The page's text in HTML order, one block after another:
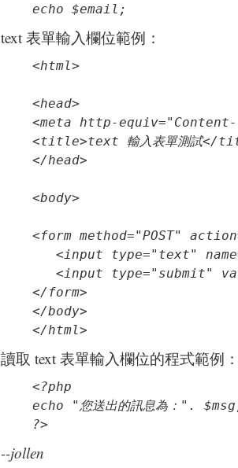
echo $email;
text 表單輸入欄位範例：
<head>
<meta http-
<title>text 輸入表單測試</
<form method="POST"
<input type="text"
<input type="submit"
</form>
</body>
</html>
讀取 text 表單輸入欄位的程式範例
<?php
echo "您送出的訊息為：".
?>
--jollen